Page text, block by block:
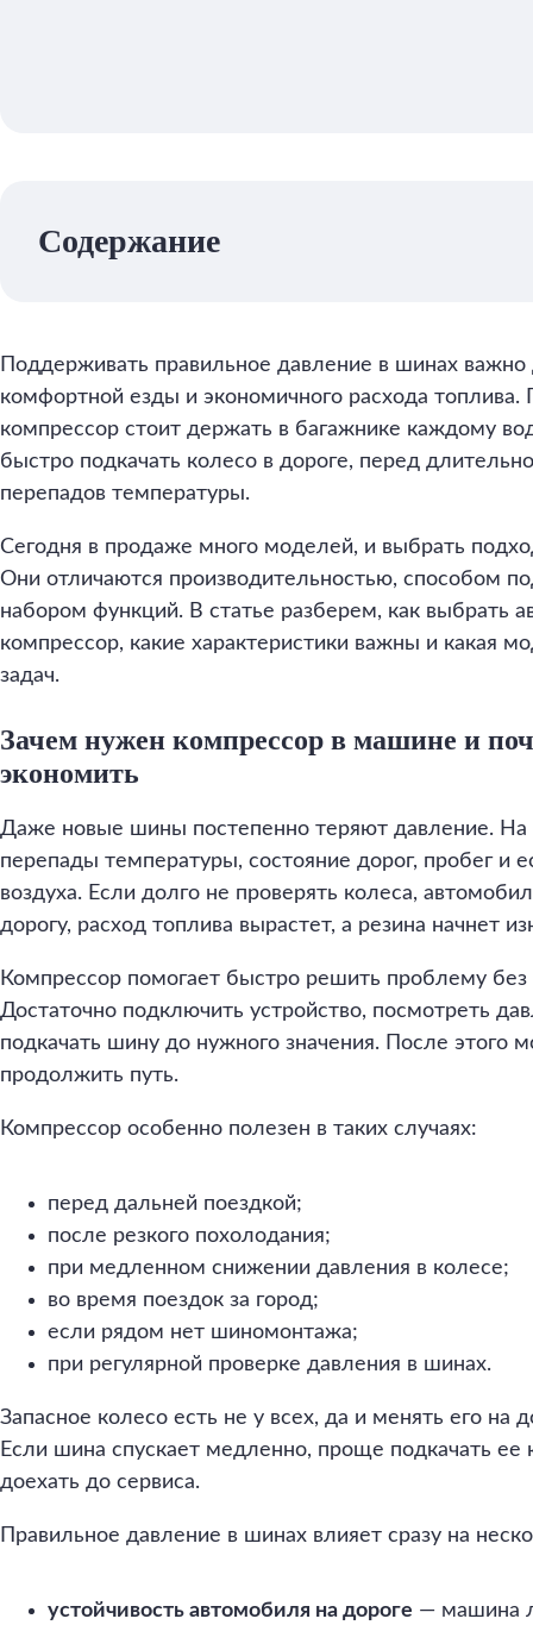
Содержание
Поддерживать правильное давление в шинах важно
комфортной езды и экономичного расхода
компрессор стоит держать в багажнике каждому
быстро подкачать колесо в дороге, перед
перепадов температуры.
Сегодня в продаже много моделей, и выбрать
Они отличаются производительностью, способом
набором функций. В статье разберем, как выбрать
компрессор, какие характеристики важны и какая
задач.
Зачем нужен компрессор в машине и
экономить
Даже новые шины постепенно теряют давление. На
перепады температуры, состояние дорог, пробег и
воздуха. Если долго не проверять колеса,
дорогу, расход топлива вырастет, а резина начнет
Компрессор помогает быстро решить проблему
Достаточно подключить устройство, посмотреть
подкачать шину до нужного значения. После этого
продолжить путь.
Компрессор особенно полезен в таких случаях:
перед дальней поездкой;
после резкого похолодания;
при медленном снижении давления в колесе;
во время поездок за город;
если рядом нет шиномонтажа;
при регулярной проверке давления в шинах.
Запасное колесо есть не у всех, да и менять его на
Если шина спускает медленно, проще подкачать ее
доехать до сервиса.
Правильное давление в шинах влияет сразу на
устойчивость автомобиля на дороге — машина